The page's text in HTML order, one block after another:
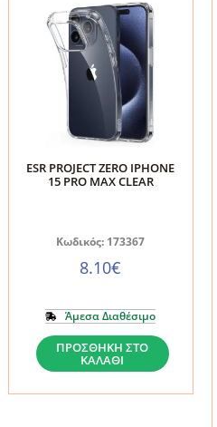
ESR PROJECT ZERO IPHONE
15 PRO MAX CLEAR
Κωδικός: 173367
8.10€
Άμεσα Διαθέσιμο
ESR
PROJECT
ZERO
ΠΡΟΣΘΉΚΗ ΣΤΟ
ΚΑΛΆΘΙ